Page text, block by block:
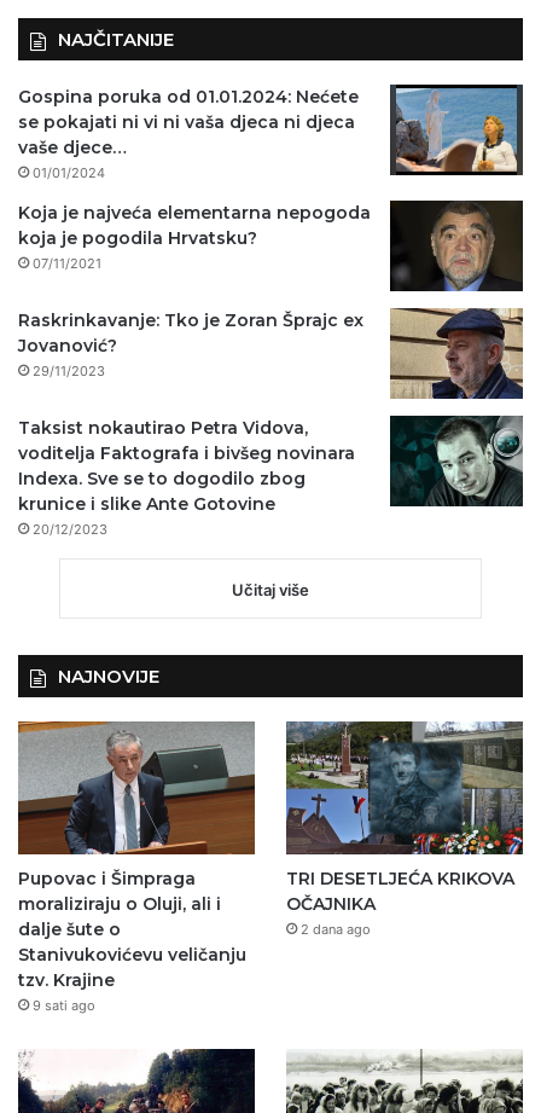
NAJČITANIJE
Gospina poruka od 01.01.2024: Nećete
se pokajati ni vi ni vaša djeca ni djeca
vaše djece…
01/01/2024
Koja je najveća elementarna nepogoda
koja je pogodila Hrvatsku?
07/11/2021
Raskrinkavanje: Tko je Zoran Šprajc ex
Jovanović?
29/11/2023
Taksist nokautirao Petra Vidova,
voditelja Faktografa i bivšeg novinara
Indexa. Sve se to dogodilo zbog
krunice i slike Ante Gotovine
20/12/2023
Učitaj više
NAJNOVIJE
Pupovac i Šimpraga
moraliziraju o Oluji, ali i
dalje šute o
Stanivukovićevu veličanju
tzv. Krajine
9 sati ago
TRI DESETLJEĆA KRIKOVA
OČAJNIKA
2 dana ago